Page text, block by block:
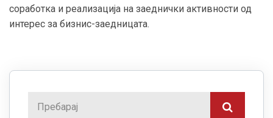
соработка и реализација на заеднички активности од
интерес за бизнис-заедницата.